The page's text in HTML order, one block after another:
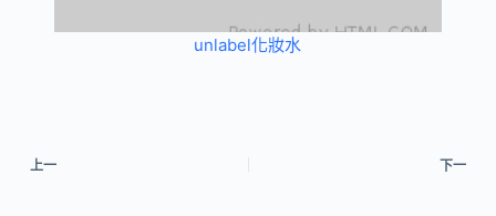
unlabel化妝水
上一 下一